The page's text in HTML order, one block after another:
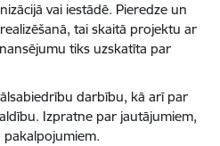
vai iestādē. Pieredze un
tai skaitā projektu ar
tiks uzskatīta par
darbību, kā arī par
Izpratne par jautājumiem,